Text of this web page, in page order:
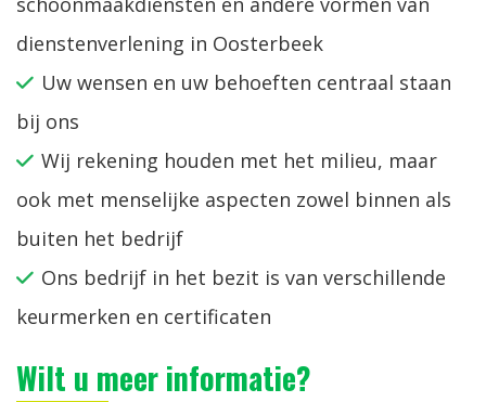
dienstenverlening in Oosterbeek
Uw wensen en uw behoeften centraal staan
bij ons
Wij rekening houden met het milieu, maar
ook met menselijke aspecten zowel binnen als
buiten het bedrijf
Ons bedrijf in het bezit is van verschillende
keurmerken en certificaten
Wilt u meer informatie?